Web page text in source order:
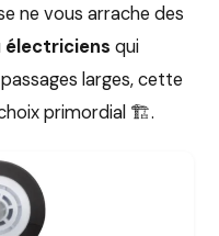
ne vous arrache des
électriciens qui
larges, cette
primordial 🏗️.